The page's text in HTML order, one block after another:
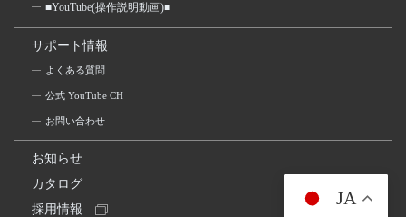
■YouTube(操作説明動画)■
サポート情報
よくある質問
公式 YouTube CH
お問い合わせ
お知らせ
カタログ
採用情報
JA